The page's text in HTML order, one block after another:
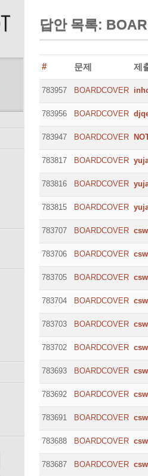
답안 목록:
# 문제 제
783957 BOARDCOVER
783956 BOARDCOVER
783947 BOARDCOVER
783817 BOARDCOVER
783816 BOARDCOVER
783815 BOARDCOVER
783707 BOARDCOVER
783706 BOARDCOVER
783705 BOARDCOVER
783704 BOARDCOVER
783703 BOARDCOVER
783702 BOARDCOVER
783693 BOARDCOVER
783692 BOARDCOVER
783691 BOARDCOVER
783688 BOARDCOVER
783687 BOARDCOVER